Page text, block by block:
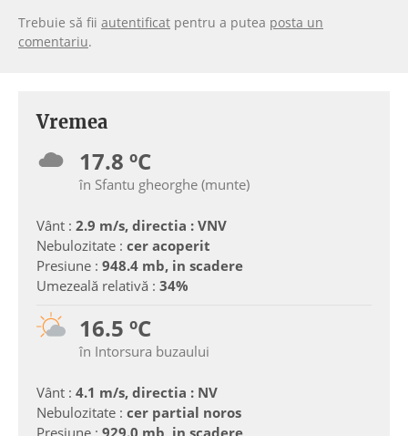
Trebuie să fii autentificat pentru a putea posta un
comentariu.
Vremea
17.8 ºC
în Sfantu gheorghe (munte)
Vânt : 2.9 m/s, directia : VNV
Nebulozitate : cer acoperit
Presiune : 948.4 mb, in scadere
Umezeală relativă : 34%
16.5 ºC
în Intorsura buzaului
Vânt : 4.1 m/s, directia : NV
Nebulozitate : cer partial noros